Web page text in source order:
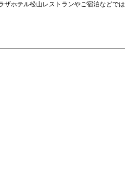
ザホテル松山レストランやご宿泊などでは